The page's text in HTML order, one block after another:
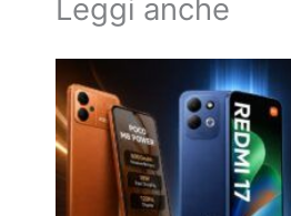
Leggi anche